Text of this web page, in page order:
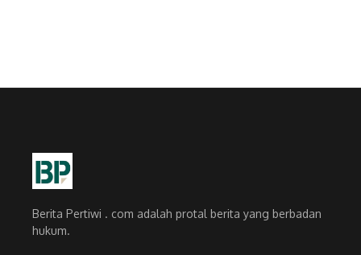
Berita Pertiwi . com adalah protal berita yang berbadan
hukum.